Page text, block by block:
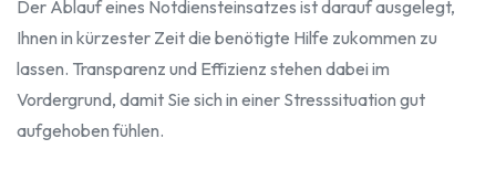
Der Ablauf eines Notdiensteinsatzes ist darauf ausgelegt,
Ihnen in kürzester Zeit die benötigte Hilfe zukommen zu
lassen. Transparenz und Effizienz stehen dabei im
Vordergrund, damit Sie sich in einer Stresssituation gut
aufgehoben fühlen.